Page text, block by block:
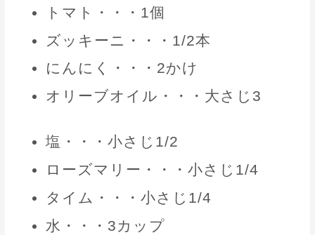
トマト・・・1個
ズッキーニ・・・1/2本
にんにく・・・2かけ
オリーブオイル・・・大さじ3
塩・・・小さじ1/2
ローズマリー・・・小さじ1/4
タイム・・・小さじ1/4
水・・・3カップ